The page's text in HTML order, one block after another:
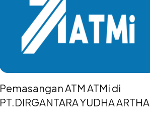
Pemasangan ATM ATMi di
PT.DIRGANTARA YUDHA ARTHA